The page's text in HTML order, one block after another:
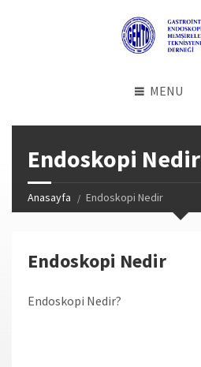
MENU
Endoskopi Nedir
Anasayfa Endoskopi Nedir
Endoskopi Nedir
Endoskopi Nedir?